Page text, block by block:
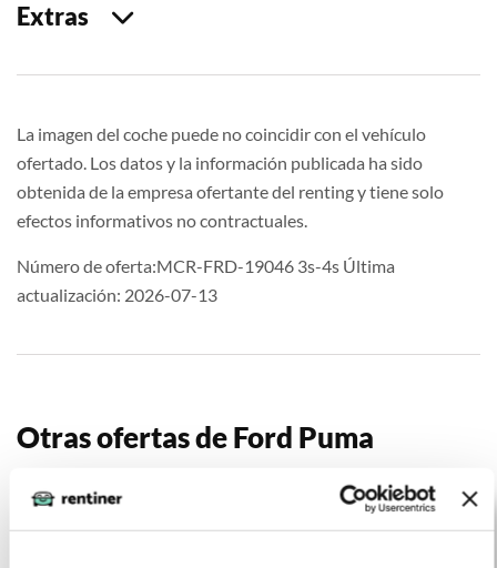
Extras
La imagen del coche puede no coincidir con el vehículo
ofertado. Los datos y la información publicada ha sido
obtenida de la empresa ofertante del renting y tiene solo
efectos informativos no contractuales.
Número de oferta:MCR-FRD-19046 3s-4s Última
actualización: 2026-07-13
Otras ofertas de Ford Puma